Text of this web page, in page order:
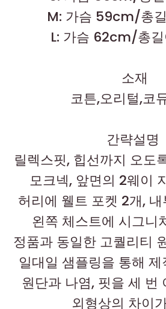
M: 가슴 59cm/총
L: 가슴 62cm/총
소재
코튼,오리털,코
간략설명
릴렉스핏, 힙선까지 오도
모크넥, 앞면의 2웨이
허리에 웰트 포켓 2개,
왼쪽 체스트에 시그니
정품과 동일한 고퀄리티
일대일 샘플링을 통해
원단과 나염, 핏을 세 번
외형상의 차이